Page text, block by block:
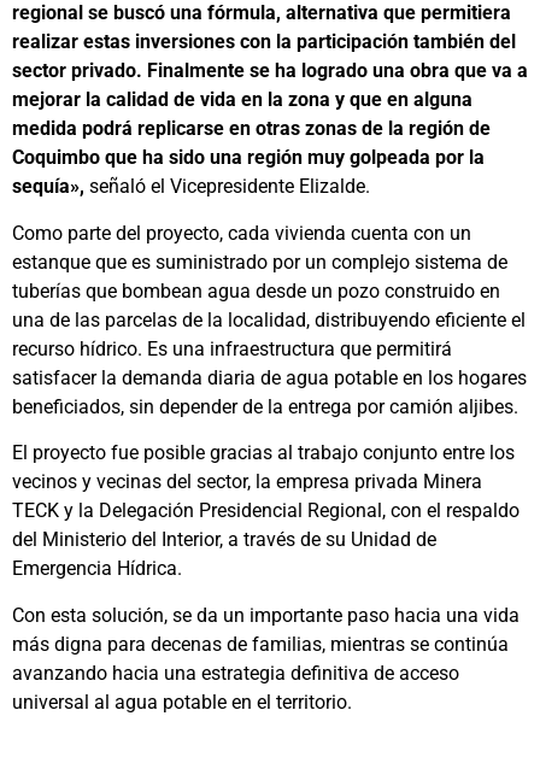
regional se buscó una fórmula, alternativa que permitiera
realizar estas inversiones con la participación también del
sector privado. Finalmente se ha logrado una obra que va a
mejorar la calidad de vida en la zona y que en alguna
medida podrá replicarse en otras zonas de la región de
Coquimbo que ha sido una región muy golpeada por la
sequía», señaló el Vicepresidente Elizalde.
Como parte del proyecto, cada vivienda cuenta con un
estanque que es suministrado por un complejo sistema de
tuberías que bombean agua desde un pozo construido en
una de las parcelas de la localidad, distribuyendo eficiente el
recurso hídrico. Es una infraestructura que permitirá
satisfacer la demanda diaria de agua potable en los hogares
beneficiados, sin depender de la entrega por camión aljibes.
El proyecto fue posible gracias al trabajo conjunto entre los
vecinos y vecinas del sector, la empresa privada Minera
TECK y la Delegación Presidencial Regional, con el respaldo
del Ministerio del Interior, a través de su Unidad de
Emergencia Hídrica.
Con esta solución, se da un importante paso hacia una vida
más digna para decenas de familias, mientras se continúa
avanzando hacia una estrategia definitiva de acceso
universal al agua potable en el territorio.